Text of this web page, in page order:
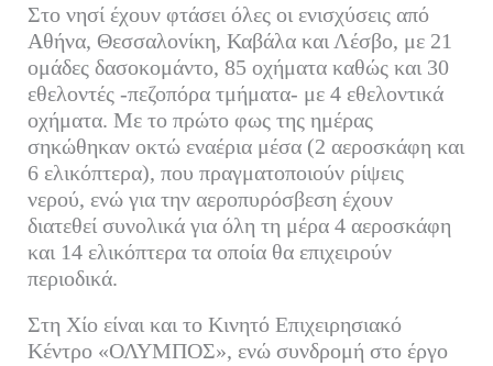
Στο νησί έχουν φτάσει όλες οι ενισχύσεις από
Αθήνα, Θεσσαλονίκη, Καβάλα και Λέσβο, με 21
ομάδες δασοκομάντο, 85 οχήματα καθώς και 30
εθελοντές -πεζοπόρα τμήματα- με 4 εθελοντικά
οχήματα. Με το πρώτο φως της ημέρας
σηκώθηκαν οκτώ εναέρια μέσα (2 αεροσκάφη και
6 ελικόπτερα), που πραγματοποιούν ρίψεις
νερού, ενώ για την αεροπυρόσβεση έχουν
διατεθεί συνολικά για όλη τη μέρα 4 αεροσκάφη
και 14 ελικόπτερα τα οποία θα επιχειρούν
περιοδικά.
Στη Χίο είναι και το Κινητό Επιχειρησιακό
Κέντρο «ΟΛΥΜΠΟΣ», ενώ συνδρομή στο έργο